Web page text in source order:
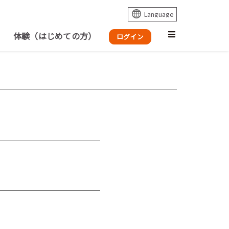
体験（はじめての方） ログイン